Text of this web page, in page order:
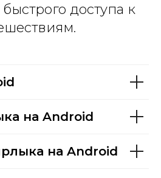
доступа к
на Android
на Android